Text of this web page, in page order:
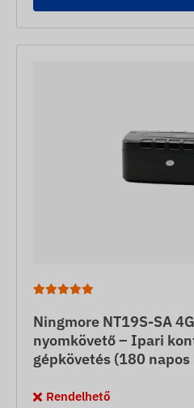
Ningmore NT19S-SA
nyomkövető – Ipari
gépkövetés (180
Rendelhető